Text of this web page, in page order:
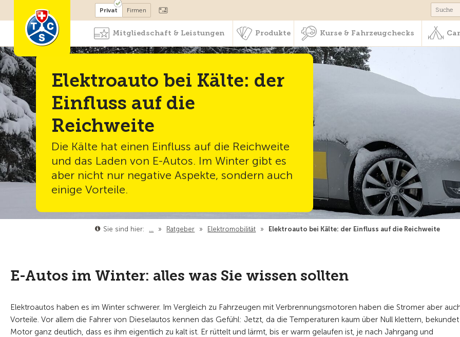
Mitglied werden Kurse & Fahrzeugchecks
Privat Firmen
Mitgliedschaft & Leistungen Produkte Kurse & Fahrzeugchecks
Elektroauto bei Kälte: der
Einfluss auf die
Reichweite
Die Kälte hat einen Einfluss auf die Reichweite
und das Laden von E-Autos. Im Winter gibt es
aber nicht nur negative Aspekte, sondern auch
einige Vorteile.
Sie sind hier: … » Ratgeber » Elektromobilität » Elektroauto bei Kälte: der Einfluss auf die Reichweite
E-Autos im Winter: alles was Sie wissen sollten
Elektroautos haben es im Winter schwerer. Im Vergleich zu Fahrzeugen mit Verbrennungsmotoren haben die Stromer aber
Vorteile. Vor allem die Fahrer von Dieselautos kennen das Gefühl: Jetzt, da die Temperaturen kaum über Null klettern,
Motor ganz deutlich, dass es ihm eigentlich zu kalt ist. Er rüttelt und lärmt, bis er warm gelaufen ist, je nach Jahrgang und